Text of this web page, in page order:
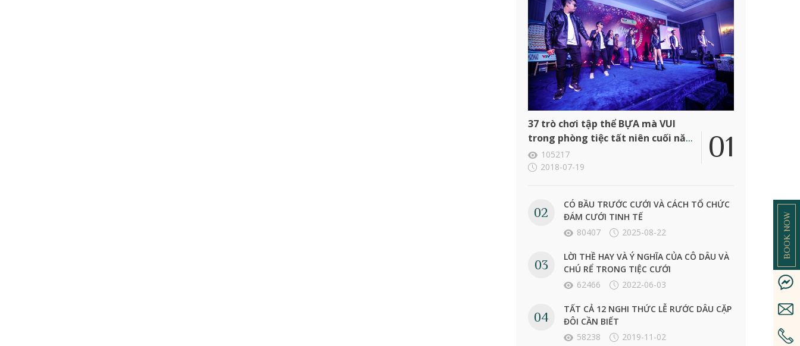
37 trò chơi tập thể BỰA mà VUI
trong phòng tiệc tất niên cuối năm
công ty
105217
2018-07-19
CÓ BẦU TRƯỚC CƯỚI VÀ CÁCH TỔ CHỨC
ĐÁM CƯỚI TINH TẾ
80407
2025-08-22
LỜI THỀ HAY VÀ Ý NGHĨA CỦA CÔ DÂU VÀ
CHÚ RỂ TRONG TIỆC CƯỚI
62466
2022-06-03
TẤT CẢ 12 NGHI THỨC LỄ RƯỚC DÂU CẶP
ĐÔI CẦN BIẾT
58238
2019-11-02
BOOK NOW